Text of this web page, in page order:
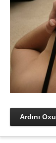
Ardını Oxu